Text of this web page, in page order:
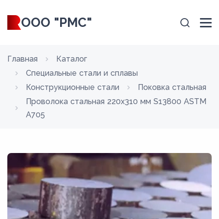
ООО "РМС"
Главная
Каталог
Специальные стали и сплавы
Конструкционные стали
Поковка стальная
Проволока стальная 220х310 мм S13800 ASTM
A705